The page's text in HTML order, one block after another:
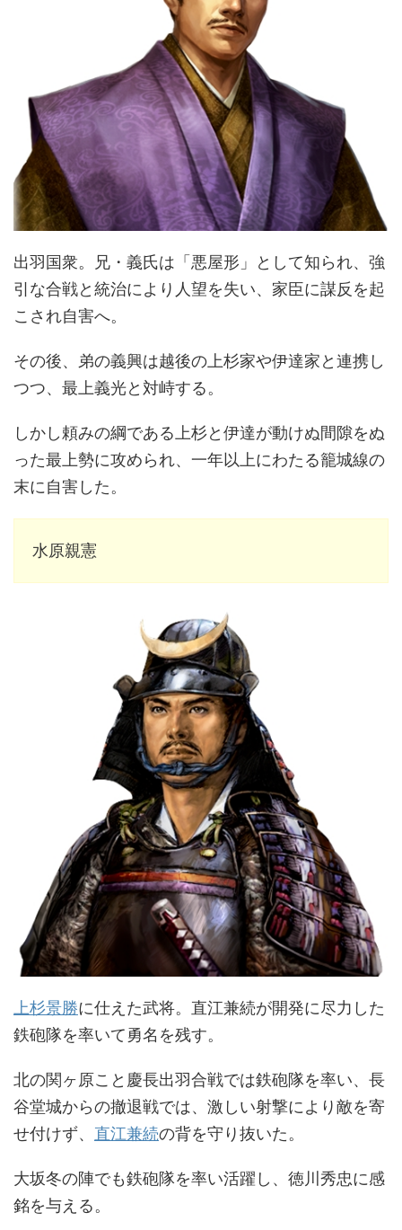
出羽国衆。兄・義氏は「悪屋形」として知られ、強
引な合戦と統治により人望を失い、家臣に謀反を起
こされ自害へ。
その後、弟の義興は越後の上杉家や伊達家と連携し
つつ、最上義光と対峙する。
しかし頼みの綱である上杉と伊達が動けぬ間隙をぬ
った最上勢に攻められ、一年以上にわたる籠城線の
末に自害した。
水原親憲
上杉景勝に仕えた武将。直江兼続が開発に尽力した
鉄砲隊を率いて勇名を残す。
北の関ヶ原こと慶長出羽合戦では鉄砲隊を率い、長
谷堂城からの撤退戦では、激しい射撃により敵を寄
せ付けず、 直江兼続の背を守り抜いた。
大坂冬の陣でも鉄砲隊を率い活躍し、徳川秀忠に感
銘を与える。